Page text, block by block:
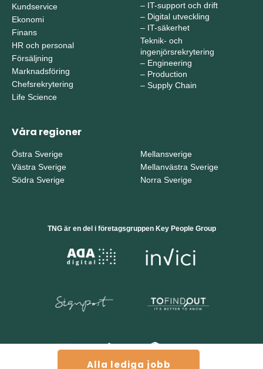
Alla lediga jobb
Kundservice
Ekonomi
Finans
HR och personal
Försäljning
Marknadsföring
Chefsrekrytering
Life Science
– IT-support och drift
– Digital utveckling
– IT-säkerhet
Teknik- och
ingenjörsrekrytering
– Engineering
– Production
– Supply Chain
Våra regioner
Östra Sverige
Västra Sverige
Södra Sverige
Mellansverige
Mellanvästra Sverige
Norra Sverige
TNG är en del i företagsgruppen Key People Group